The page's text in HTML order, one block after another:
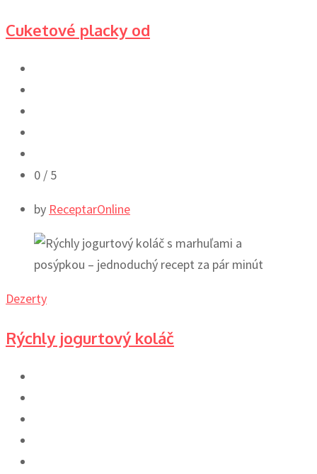
Cuketové placky od
0 / 5
by ReceptarOnline
Dezerty
Rýchly jogurtový koláč